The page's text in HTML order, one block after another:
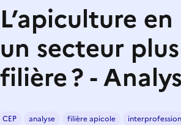
L’apiculture
un secteur
filière ? -
CEP analyse filière apicole interprofession